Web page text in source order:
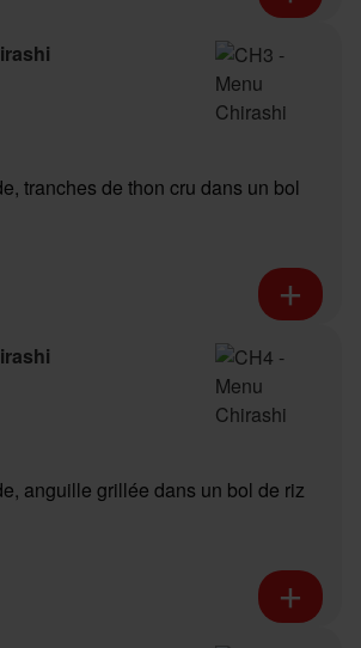
tranches de thon cru dans un bol
anguille grillée dans un bol de riz